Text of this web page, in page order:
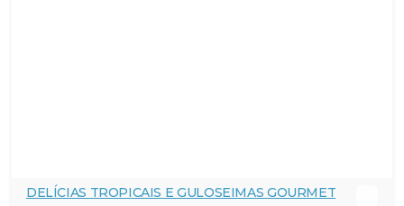
DELÍCIAS TROPICAIS E GULOSEIMAS GOURMET